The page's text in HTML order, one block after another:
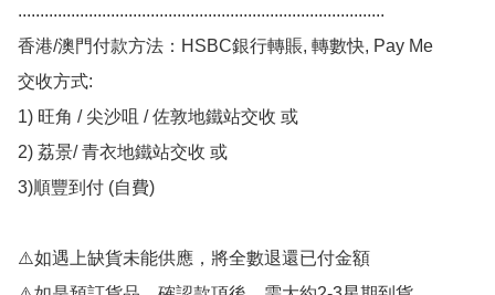
...................................................................................
香港/澳門付款方法：HSBC銀行轉賬, 轉數快, Pay Me
交收方式:
1) 旺角 / 尖沙咀 / 佐敦地鐵站交收 或
2) 荔景/ 青衣地鐵站交收 或
3)順豐到付 (自費)
⚠️如遇上缺貨未能供應，將全數退還已付金額